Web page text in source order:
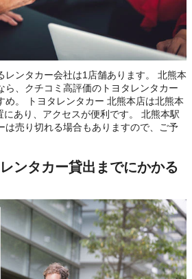
レンタカー会社は1店舗あります。 北熊本
ら、クチコミ高評価のトヨタレンタカー
め。 トヨタレンタカー 北熊本店は北熊本
あり、アクセスが便利です。 北熊本駅
は売り切れる場合もありますので、ご予
ンタカー貸出までにかかる